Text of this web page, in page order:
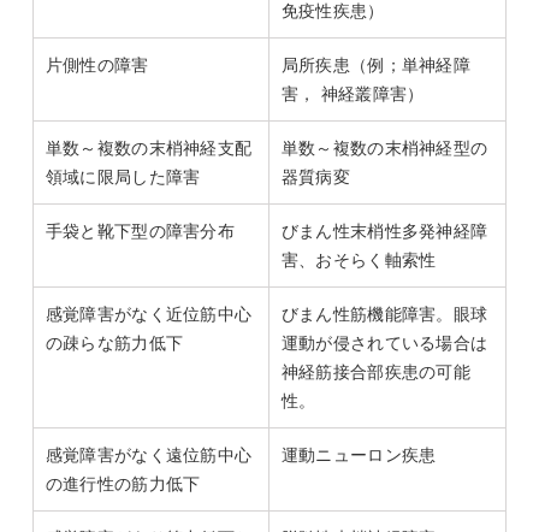
免疫性疾患）
片側性の障害
局所疾患（例；単神経障
害， 神経叢障害）
単数～複数の末梢神経支配
領域に限局した障害
単数～複数の末梢神経型の
器質病変
手袋と靴下型の障害分布
びまん性末梢性多発神経障
害、おそらく軸索性
感覚障害がなく近位筋中心
の疎らな筋力低下
びまん性筋機能障害。眼球
運動が侵されている場合は
神経筋接合部疾患の可能
性。
感覚障害がなく遠位筋中心
の進行性の筋力低下
運動ニューロン疾患